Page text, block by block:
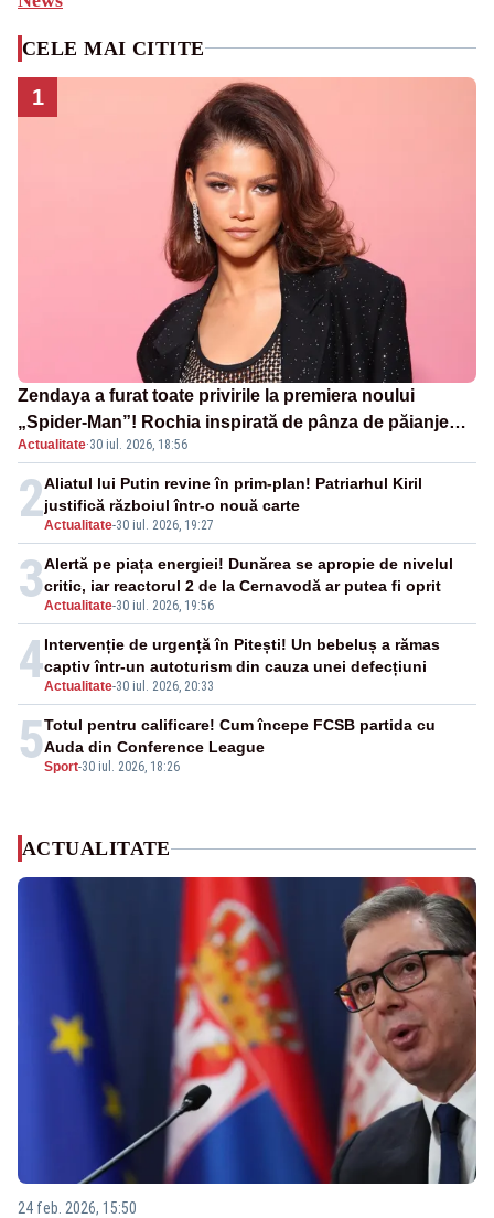
CELE MAI CITITE
1
Zendaya a furat toate privirile la premiera noului
„Spider-Man”! Rochia inspirată de pânza de păianjen a
făcut senzație
Actualitate·30 iul. 2026, 18:56
2Actualitate-30 iul. 2026, 19:27
Aliatul lui Putin revine în prim-plan! Patriarhul Kiril
justifică războiul într-o nouă carte
3Actualitate-30 iul. 2026, 19:56
Alertă pe piața energiei! Dunărea se apropie de nivelul
critic, iar reactorul 2 de la Cernavodă ar putea fi oprit
4Actualitate-30 iul. 2026, 20:33
Intervenție de urgență în Pitești! Un bebeluș a rămas
captiv într-un autoturism din cauza unei defecțiuni
5Sport-30 iul. 2026, 18:26
Totul pentru calificare! Cum începe FCSB partida cu
Auda din Conference League
ACTUALITATE
24 feb. 2026, 15:50